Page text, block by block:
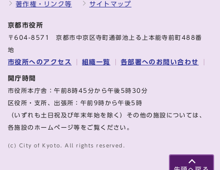
著作権・リンク等 サイトマップ
京都市役所
〒604-8571 京都市中京区寺町通御池上る上本能寺前町488番
地
市役所へのアクセス 組織一覧 各部署へのお問い合わせ
開庁時間
市役所本庁舎：午前8時45分から午後5時30分
区役所・支所、出張所：午前9時から午後5時
（いずれも土日祝及び年末年始を除く）その他の施設については、
各施設のホームページ等をご覧ください。
(c) City of Kyoto. All rights reserved.